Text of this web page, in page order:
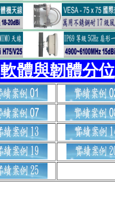
軟體與韌體分位